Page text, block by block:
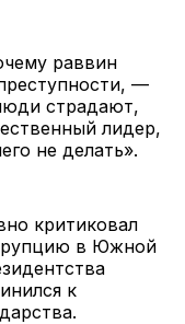
раввин
—
страдают,
лидер,
не делать».
критиковал
в Южной
к